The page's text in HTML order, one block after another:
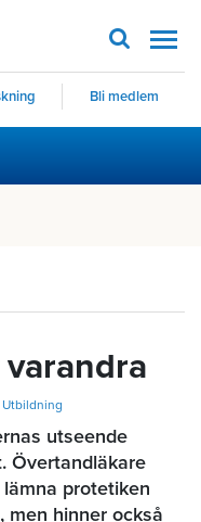
Bli medlem
Utbildning
utseende
Övertandläkare
protetiken
men hinner också